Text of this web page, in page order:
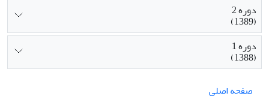
دوره 2
(1389)
دوره 1
(1388)
صفحه اصلی